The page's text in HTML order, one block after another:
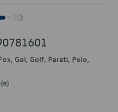
Gol, Golf, Parati, Polo,